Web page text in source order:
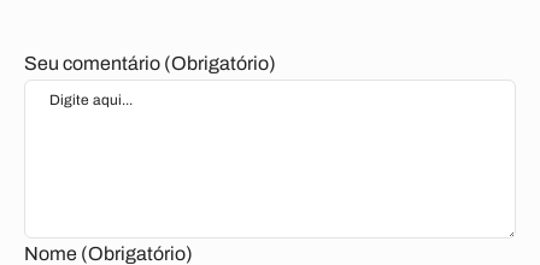
Seu comentário (Obrigatório)
Nome (Obrigatório)